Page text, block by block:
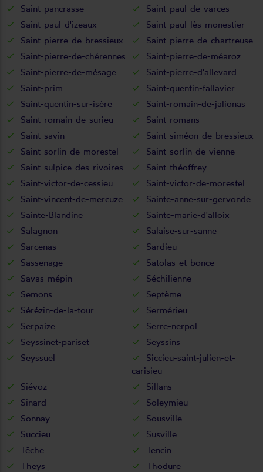
Saint-pancrasse
Saint-paul-de-varces
Saint-paul-d'izeaux
Saint-paul-lès-monestier
Saint-pierre-de-bressieux
Saint-pierre-de-chartreuse
Saint-pierre-de-chérennes
Saint-pierre-de-méaroz
Saint-pierre-de-mésage
Saint-pierre-d'allevard
Saint-prim
Saint-quentin-fallavier
Saint-quentin-sur-isère
Saint-romain-de-jalionas
Saint-romain-de-surieu
Saint-romans
Saint-savin
Saint-siméon-de-bressieux
Saint-sorlin-de-morestel
Saint-sorlin-de-vienne
Saint-sulpice-des-rivoires
Saint-théoffrey
Saint-victor-de-cessieu
Saint-victor-de-morestel
Saint-vincent-de-mercuze
Sainte-anne-sur-gervonde
Sainte-Blandine
Sainte-marie-d'alloix
Salagnon
Salaise-sur-sanne
Sarcenas
Sardieu
Sassenage
Satolas-et-bonce
Savas-mépin
Séchilienne
Semons
Septème
Sérézin-de-la-tour
Sermérieu
Serpaize
Serre-nerpol
Seyssinet-pariset
Seyssins
Seyssuel
Siccieu-saint-julien-et-
carisieu
Siévoz
Sillans
Sinard
Soleymieu
Sonnay
Sousville
Succieu
Susville
Têche
Tencin
Theys
Thodure